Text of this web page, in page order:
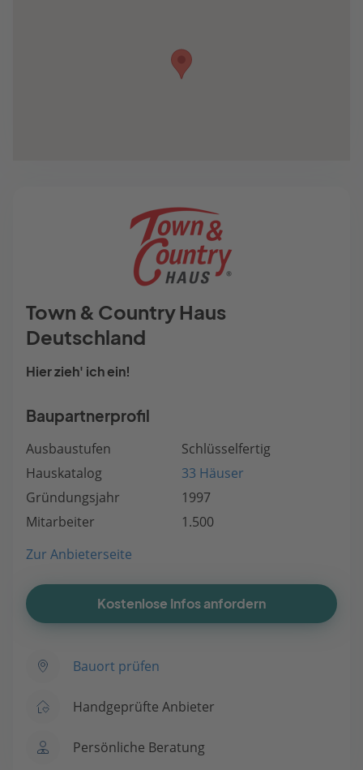
Town & Country Haus
Deutschland
Hier zieh' ich ein!
Baupartnerprofil
Ausbaustufen
Schlüsselfertig
Hauskatalog
33 Häuser
Gründungsjahr
1997
Mitarbeiter
1.500
Zur Anbieterseite
Kostenlose Infos anfordern
Bauort prüfen
Handgeprüfte Anbieter
Persönliche Beratung